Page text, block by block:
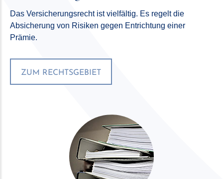
Das Versicherungsrecht ist vielfältig. Es regelt die
Absicherung von Risiken gegen Entrichtung einer
Prämie.
ZUM RECHTSGEBIET